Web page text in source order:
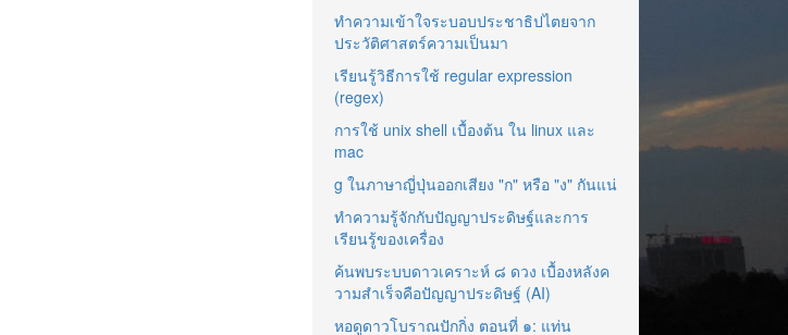
ทำความเข้าใจระบอบประชาธิปไตยจาก
ประวัติศาสตร์ความเป็นมา
เรียนรู้วิธีการใช้ regular expression
(regex)
การใช้ unix shell เบื้องต้น ใน linux และ
mac
g ในภาษาญี่ปุ่นออกเสียง "ก" หรือ "ง" กันแน่
ทำความรู้จักกับปัญญาประดิษฐ์และการ
เรียนรู้ของเครื่อง
ค้นพบระบบดาวเคราะห์ ๘ ดวง เบื้องหลังค
วามสำเร็จคือปัญญาประดิษฐ์ (AI)
หอดูดาวโบราณปักกิ่ง ตอนที่ ๑: แท่น